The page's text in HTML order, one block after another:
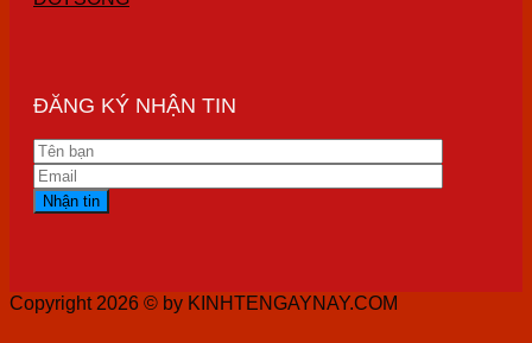
ĐĂNG KÝ NHẬN TIN
Copyright 2026 © by KINHTENGAYNAY.COM